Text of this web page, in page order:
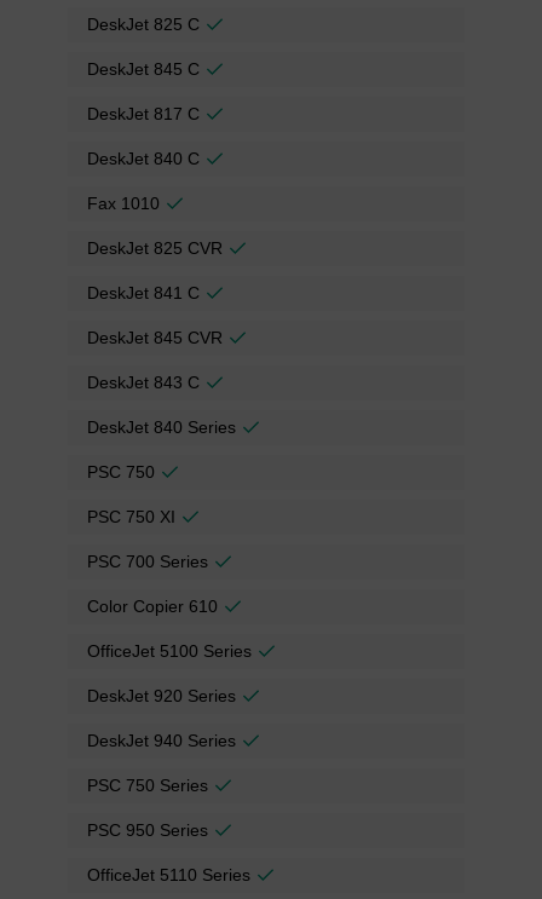
DeskJet 825 C
DeskJet 845 C
DeskJet 817 C
DeskJet 840 C
Fax 1010
DeskJet 825 CVR
DeskJet 841 C
DeskJet 845 CVR
DeskJet 843 C
DeskJet 840 Series
PSC 750
PSC 750 XI
PSC 700 Series
Color Copier 610
OfficeJet 5100 Series
DeskJet 920 Series
DeskJet 940 Series
PSC 750 Series
PSC 950 Series
OfficeJet 5110 Series